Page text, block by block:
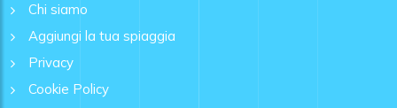
Chi siamo
Aggiungi la tua spiaggia
Privacy
Cookie Policy